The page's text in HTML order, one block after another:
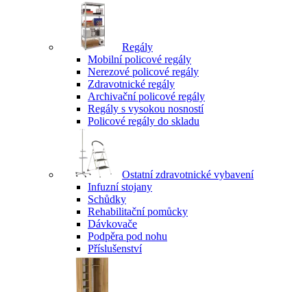
Regály
Mobilní policové regály
Nerezové policové regály
Zdravotnické regály
Archivační policové regály
Regály s vysokou nosností
Policové regály do skladu
Ostatní zdravotnické vybavení
Infuzní stojany
Schůdky
Rehabilitační pomůcky
Dávkovače
Podpěra pod nohu
Příslušenství